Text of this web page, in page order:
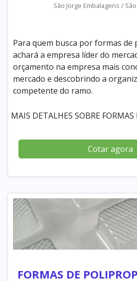
São Jorge Embalagens /
Para quem busca por formas
achará a empresa líder do
orçamento na empresa mais
mercado e descobrindo a
competente do ramo.
MAIS DETALHES SOBRE
Cotar agora
FORMAS DE